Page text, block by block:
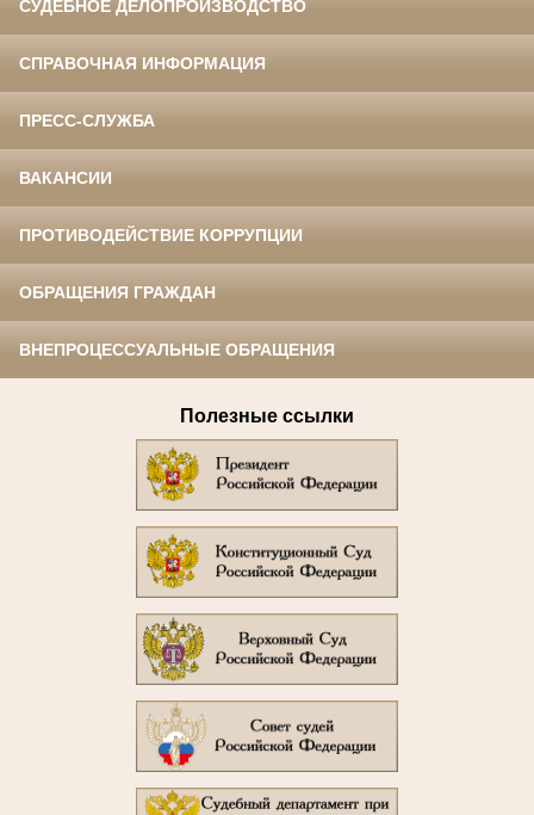
СУДЕБНОЕ ДЕЛОПРОИЗВОДСТВО
СПРАВОЧНАЯ ИНФОРМАЦИЯ
ПРЕСС-СЛУЖБА
ВАКАНСИИ
ПРОТИВОДЕЙСТВИЕ КОРРУПЦИИ
ОБРАЩЕНИЯ ГРАЖДАН
ВНЕПРОЦЕССУАЛЬНЫЕ ОБРАЩЕНИЯ
Полезные ссылки